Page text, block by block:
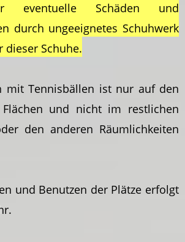
eventuelle Schäden und
durch ungeeignetes Schuhwerk
dieser Schuhe.
mit Tennisbällen ist nur auf den
Flächen und nicht im restlichen
den anderen Räumlichkeiten
und Benutzen der Plätze erfolgt